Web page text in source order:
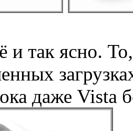
и так ясно.
даже Vista